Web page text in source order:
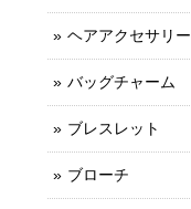
ヘアアクセサリー
バッグチャーム
ブレスレット
ブローチ